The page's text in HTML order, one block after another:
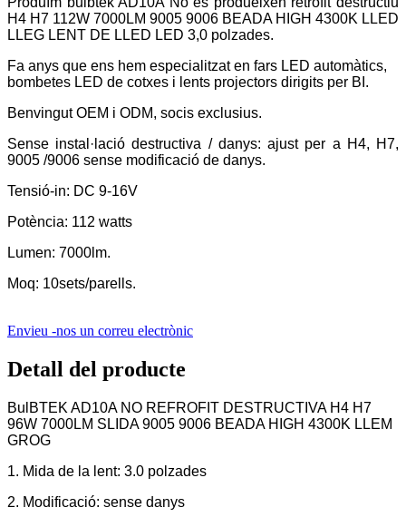
H4 H7 112W 7000LM 9005 9006 BEADA HIGH 4300K ​​LLED
LLEG LENT DE LLED LED 3,0 polzades.
Fa anys que ens hem especialitzat en fars LED automàtics,
bombetes LED de cotxes i lents projectors dirigits per BI.
Benvingut OEM i ODM, socis exclusius.
Sense instal·lació destructiva / danys: ajust per a H4, H7,
9005 /9006 sense modificació de danys.
Tensió-in: DC 9-16V
Potència: 112 watts
Lumen: 7000lm.
Moq: 10sets/parells.
Envieu -nos un correu electrònic
Detall del producte
BulBTEK AD10A NO REFROFIT DESTRUCTIVA H4 H7
96W 7000LM SLIDA 9005 9006 BEADA HIGH 4300K ​​LLEM
GROG
1. Mida de la lent: 3.0 polzades
2. Modificació: sense danys